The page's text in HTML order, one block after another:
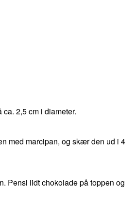
2,5 cm i diameter.
med marcipan, og skær den ud i 4
Pensl lidt chokolade på toppen og